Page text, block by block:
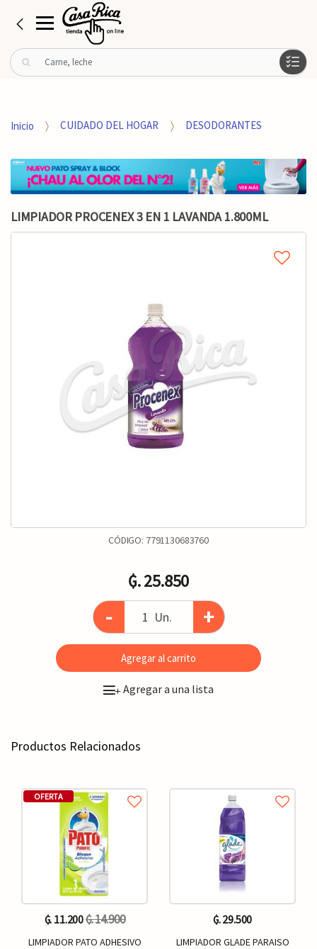
B
u
r
o
:
Inicio CUIDADO DEL HOGAR DESODORANTES
LIMPIADOR PROCENEX 3 EN 1 LAVANDA 1.800ML
CÓDIGO: 7791130683760
₲. 25.850
- Un. +
Agregar al carrito
+Agregar a una lista
Productos Relacionados
OFERTA
₲. 11.200₲. 14.900
LIMPIADOR PATO ADHESIVO
₲. 29.500
LIMPIADOR GLADE PARAISO